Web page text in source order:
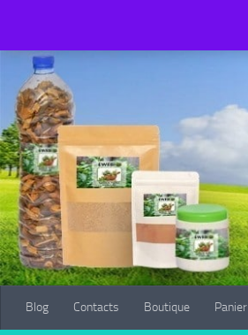
Blog Contacts Boutique Panier